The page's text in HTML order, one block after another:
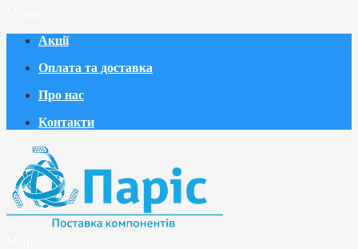
Акції
Оплата та доставка
Про нас
Контакти